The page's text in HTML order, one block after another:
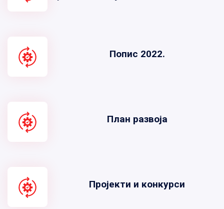
Попис 2022.
План развоја
Пројекти и конкурси